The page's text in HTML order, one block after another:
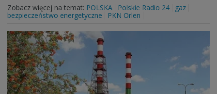
Zobacz więcej na temat: POLSKA Polskie Radio 24
gaz
bezpieczeństwo energetyczne
PKN Orlen